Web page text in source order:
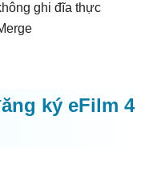
ghi đĩa thực
ký eFilm 4